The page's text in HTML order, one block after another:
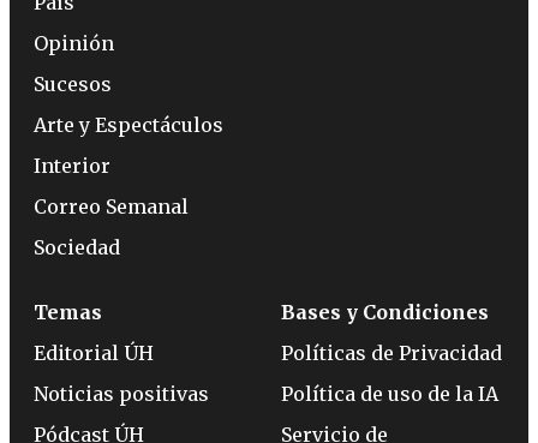
Opinión
Sucesos
Arte y Espectáculos
Interior
Correo Semanal
Sociedad
Temas
Editorial ÚH
Noticias positivas
Pódcast ÚH
Bases y Condiciones
Políticas de Privacidad
Política de uso de la IA
Servicio de